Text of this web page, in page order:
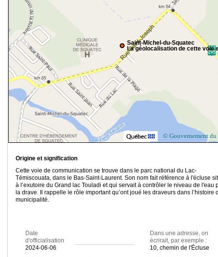
Saint-Michel-du-Squatec
La géolocalisation de cette voie
© Gouvernement du
Origine et signification
Cette voie de communication se trouve dans le parc national du Lac-
Témiscouata, dans le Bas-Saint-Laurent. Son nom fait référence à l'écluse
à l’exutoire du Grand lac Touladi et qui servait à contrôler le niveau de l'eau
la drave. Il rappelle le rôle important qu’ont joué les draveurs dans l’histoire
municipalité.
Date
d'officialisation
2024-06-06
Dans une adresse, on
écrirait, par exemple :
10, chemin de l'Écluse